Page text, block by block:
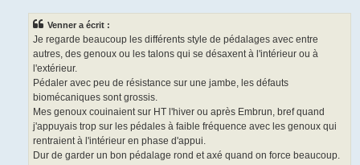
Venner a écrit :
Je regarde beaucoup les différents style de pédalages avec entre
autres, des genoux ou les talons qui se désaxent à l'intérieur ou à
l'extérieur.
Pédaler avec peu de résistance sur une jambe, les défauts
biomécaniques sont grossis.
Mes genoux couinaient sur HT l'hiver ou après Embrun, bref quand
j'appuyais trop sur les pédales à faible fréquence avec les genoux qui
rentraient à l'intérieur en phase d'appui.
Dur de garder un bon pédalage rond et axé quand on force beaucoup.